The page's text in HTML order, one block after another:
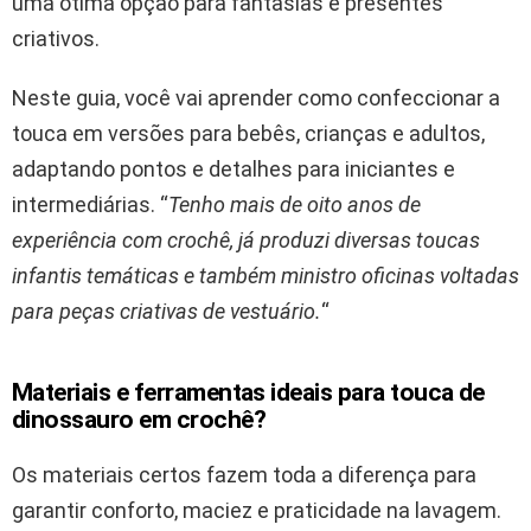
criativos.
Neste guia, você vai aprender como confeccionar a
touca em versões para bebês, crianças e adultos,
adaptando pontos e detalhes para iniciantes e
intermediárias. “Tenho mais de oito anos de
experiência com crochê, já produzi diversas toucas
infantis temáticas e também ministro oficinas voltadas
para peças criativas de vestuário.“
Materiais e ferramentas ideais para touca de
dinossauro em crochê?
Os materiais certos fazem toda a diferença para
garantir conforto, maciez e praticidade na lavagem.